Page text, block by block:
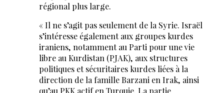
régional plus large.
« Il ne s’agit pas seulement de la Syrie. Israël
s’intéresse également aux groupes kurdes
iraniens, notamment au Parti pour une vie
libre au Kurdistan (PJAK), aux structures
politiques et sécuritaires kurdes liées à la
direction de la famille Barzani en Irak, ainsi